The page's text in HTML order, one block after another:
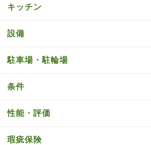
キッチン
設備
駐車場・駐輪場
条件
性能・評価
瑕疵保険